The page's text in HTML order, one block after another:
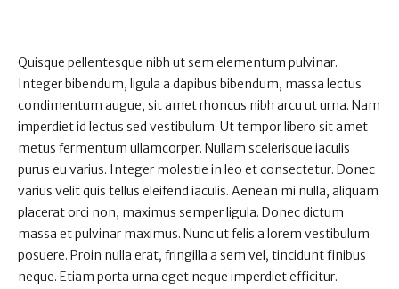
Quisque pellentesque nibh ut sem elementum pulvinar.
Integer bibendum, ligula a dapibus bibendum, massa lectus
condimentum augue, sit amet rhoncus nibh arcu ut urna. Nam
imperdiet id lectus sed vestibulum. Ut tempor libero sit amet
metus fermentum ullamcorper. Nullam scelerisque iaculis
purus eu varius. Integer molestie in leo et consectetur. Donec
varius velit quis tellus eleifend iaculis. Aenean mi nulla, aliquam
placerat orci non, maximus semper ligula. Donec dictum
massa et pulvinar maximus. Nunc ut felis a lorem vestibulum
posuere. Proin nulla erat, fringilla a sem vel, tincidunt finibus
neque. Etiam porta urna eget neque imperdiet efficitur.